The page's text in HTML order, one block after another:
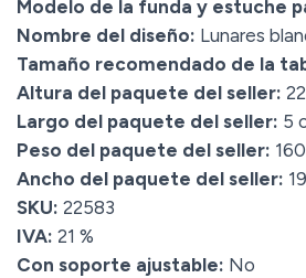
Modelo de la funda y estuche
Nombre del diseño: Lunares
Tamaño recomendado de la
Altura del paquete del seller:
Largo del paquete del seller: 5
Peso del paquete del seller:
Ancho del paquete del seller:
SKU: 22583
IVA: 21 %
Con soporte ajustable: No